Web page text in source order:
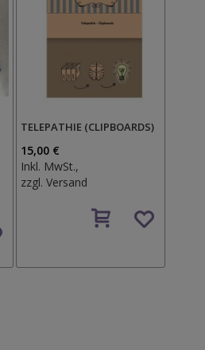
TELEPATHIE (CLIPBOARDS)
15,00 €
Inkl. MwSt.,
zzgl.Versand
den